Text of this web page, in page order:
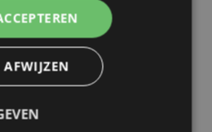
Channel Zero neemt
afscheid van
festivalpodia
AFWIJZEN